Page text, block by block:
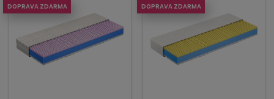
DOPRAVA ZDARMA DOPRAVA ZDARMA